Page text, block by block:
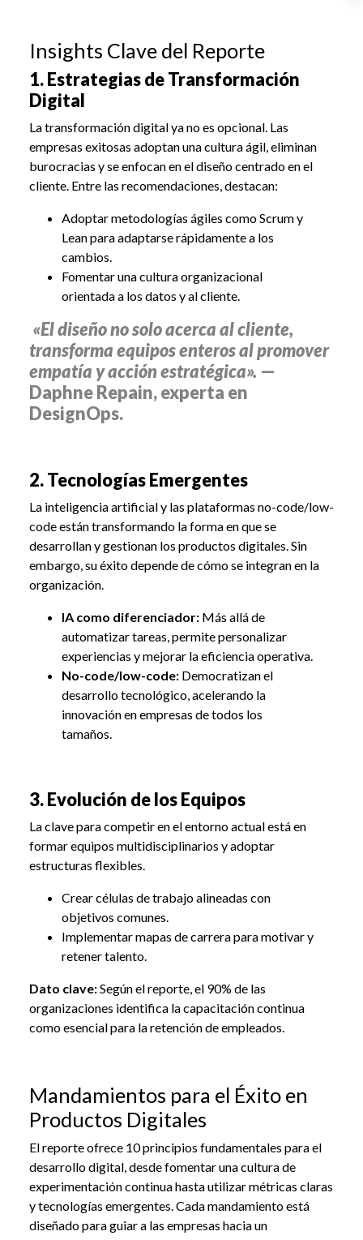
Insights Clave del Reporte
1. Estrategias de Transformación
Digital
La transformación digital ya no es opcional. Las
empresas exitosas adoptan una cultura ágil, eliminan
burocracias y se enfocan en el diseño centrado en el
cliente. Entre las recomendaciones, destacan:
Adoptar metodologías ágiles como Scrum y
Lean para adaptarse rápidamente a los
cambios.
Fomentar una cultura organizacional
orientada a los datos y al cliente.
«El diseño no solo acerca al cliente,
transforma equipos enteros al promover
empatía y acción estratégica». —
Daphne Repain, experta en
DesignOps.
2. Tecnologías Emergentes
La inteligencia artificial y las plataformas no-code/low-
code están transformando la forma en que se
desarrollan y gestionan los productos digitales. Sin
embargo, su éxito depende de cómo se integran en la
organización.
IA como diferenciador: Más allá de
automatizar tareas, permite personalizar
experiencias y mejorar la eficiencia operativa.
No-code/low-code: Democratizan el
desarrollo tecnológico, acelerando la
innovación en empresas de todos los
tamaños.
3. Evolución de los Equipos
La clave para competir en el entorno actual está en
formar equipos multidisciplinarios y adoptar
estructuras flexibles.
Crear células de trabajo alineadas con
objetivos comunes.
Implementar mapas de carrera para motivar y
retener talento.
Dato clave:Según el reporte, el 90% de las
organizaciones identifica la capacitación continua
como esencial para la retención de empleados.
Mandamientos para el Éxito en
Productos Digitales
El reporte ofrece 10 principios fundamentales para el
desarrollo digital, desde fomentar una cultura de
experimentación continua hasta utilizar métricas claras
y tecnologías emergentes. Cada mandamiento está
diseñado para guiar a las empresas hacia un